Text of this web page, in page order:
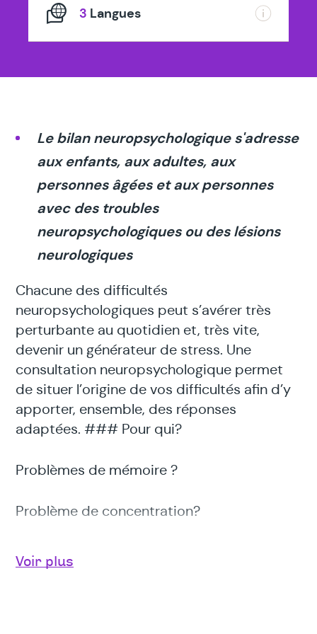
3 Langues
Le bilan neuropsychologique s'adresse
aux enfants, aux adultes, aux
personnes âgées et aux personnes
avec des troubles
neuropsychologiques ou des lésions
neurologiques
Chacune des difficultés
neuropsychologiques peut s’avérer très
perturbante au quotidien et, très vite,
devenir un générateur de stress. Une
consultation neuropsychologique permet
de situer l’origine de vos difficultés afin d’y
apporter, ensemble, des réponses
adaptées. ### Pour qui?
Problèmes de mémoire ?
Problème de concentration?
Troubles de l’attention ?
Voir plus